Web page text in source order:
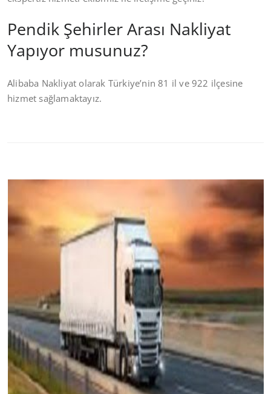
Pendik Şehirler Arası Nakliyat
Yapıyor musunuz?
Alibaba Nakliyat olarak Türkiye’nin 81 il ve 922 ilçesine
hizmet sağlamaktayız.